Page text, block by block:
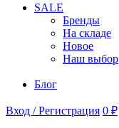
SALE
Бренды
На складе
Новое
Наш выбор
Блог
Вход / Регистрация 0 ₽